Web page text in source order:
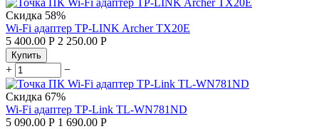
Скидка 58%
Wi-Fi адаптер TP-LINK Archer TX20E
5 400.00 Р 2 250.00 Р
Купить
+ −
Скидка 67%
Wi-Fi адаптер TP-Link TL-WN781ND
5 090.00 Р 1 690.00 Р